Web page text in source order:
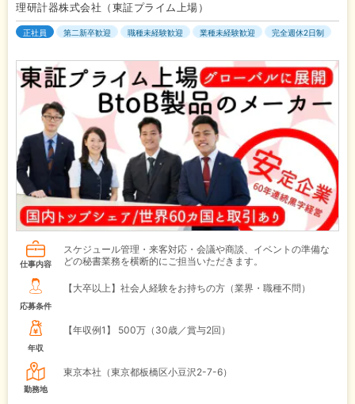
理研計器株式会社（東証プライム上場）
正社員 第二新卒歓迎 職種未経験歓迎 業種未経験歓迎 完全週休2日制
仕事内容
スケジュール管理・来客対応・会議や商談、イベントの準備な
どの秘書業務を横断的にご担当いただきます。
応募条件
【大卒以上】社会人経験をお持ちの方（業界・職種不問）
年収
【年収例1】 500万（30歳／賞与2回）
勤務地
東京本社（東京都板橋区小豆沢2-7-6）